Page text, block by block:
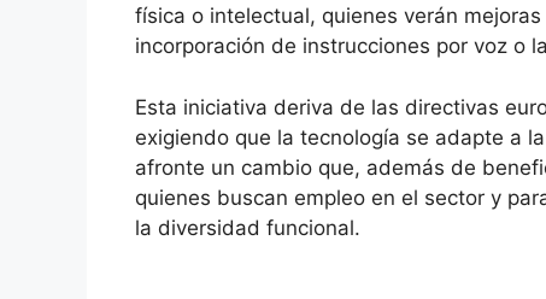
física o intelectual, quienes verán
incorporación de instrucciones por voz o
Esta iniciativa deriva de las directivas
exigiendo que la tecnología se adapte a
afronte un cambio que, además de
quienes buscan empleo en el sector y
la diversidad funcional.